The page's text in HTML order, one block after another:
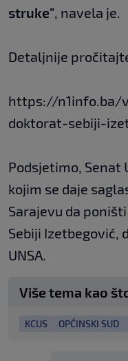
struke", navela je.
Detaljnije
https://n1info.ba/
doktorat-sebiji-
Podsjetimo, Senat
kojim se daje
Sarajevu da
Sebiji Izetbegović,
UNSA.
Više tema kao
KCUS OPĆINSKI SUD